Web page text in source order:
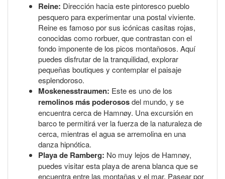
Reine: Dirección hacia este pintoresco pueblo
pesquero para experimentar una postal viviente.
Reine es famoso por sus icónicas casitas rojas,
conocidas como rorbuer, que contrastan con el
fondo imponente de los picos montañosos. Aquí
puedes disfrutar de la tranquilidad, explorar
pequeñas boutiques y contemplar el paisaje
esplendoroso.
Moskenesstraumen: Este es uno de los
remolinos más poderososdel mundo, y se
encuentra cerca de Hamnøy. Una excursión en
barco te permitirá ver la fuerza de la naturaleza de
cerca, mientras el agua se arremolina en una
danza hipnótica.
Playa de Ramberg: No muy lejos de Hamnøy,
puedes visitar esta playa de arena blanca que se
encuentra entre las montañas y el mar. Pasear por